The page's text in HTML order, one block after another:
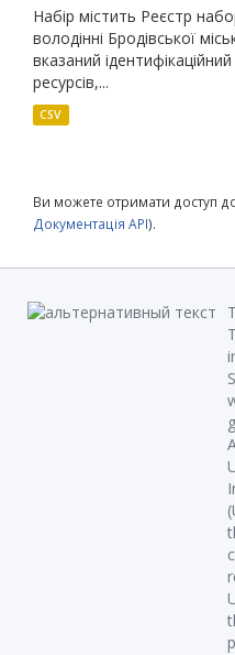
Набір містить Реєстр
володінні Бродівської
вказаний
ресурсів,...
CSV
Ви можете отримати доступ
Документація API).